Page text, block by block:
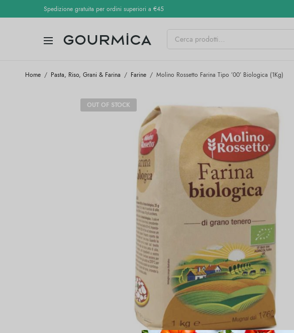
Spedizione gratuita per ordini superiori a €45
Home / Pasta, Riso, Grani & Farina / Farine / Molino Rossetto Farina Tipo ’00’ Biologica (1Kg)
OUT OF STOCK